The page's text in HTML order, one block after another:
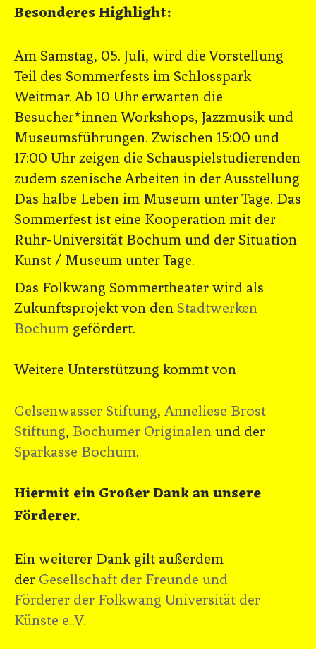
Besonderes Highlight:
Am Samstag, 05. Juli, wird die Vorstellung
Teil des Sommerfests im Schlosspark
Weitmar. Ab 10 Uhr erwarten die
Besucher*innen Workshops, Jazzmusik und
Museumsführungen. Zwischen 15:00 und
17:00 Uhr zeigen die Schauspielstudierenden
zudem szenische Arbeiten in der Ausstellung
Das halbe Leben im Museum unter Tage. Das
Sommerfest ist eine Kooperation mit der
Ruhr-Universität Bochum und der Situation
Kunst / Museum unter Tage.
Das Folkwang Sommertheater wird als
Zukunftsprojekt von den Stadtwerken
Bochumgefördert.
Weitere Unterstützung kommt von
Gelsenwasser Stiftung, Anneliese Brost
Stiftung, Bochumer Originalen und der
Sparkasse Bochum.
Hiermit ein Großer Dank an unsere
Förderer.
Ein weiterer Dank gilt außerdem
der Gesellschaft der Freunde und
Förderer der Folkwang Universität der
Künste e..V.